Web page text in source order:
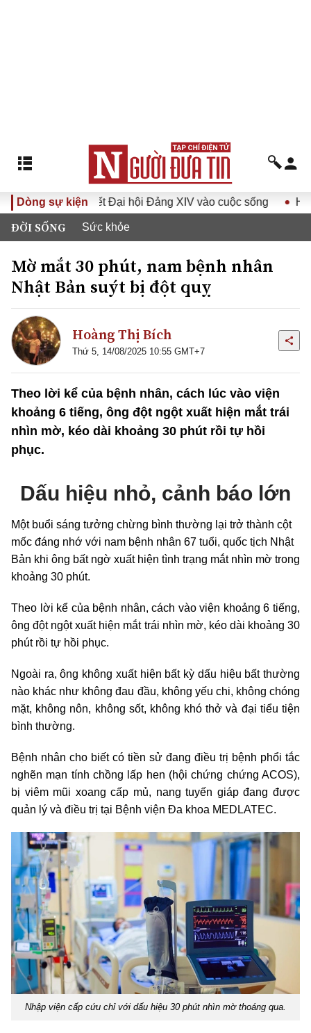
Dòng sự kiện
Nghị quyết Đại hội Đảng XIV vào cuộc sống Hướng tới
ĐỜI SỐNG Sức khỏe
Mờ mắt 30 phút, nam bệnh nhân
Nhật Bản suýt bị đột quỵ
Hoàng Thị Bích
Thứ 5, 14/08/2025 10:55 GMT+7
Theo lời kể của bệnh nhân, cách lúc vào viện
khoảng 6 tiếng, ông đột ngột xuất hiện mắt trái
nhìn mờ, kéo dài khoảng 30 phút rồi tự hồi
phục.
Dấu hiệu nhỏ, cảnh báo lớn
Một buổi sáng tưởng chừng bình thường lại trở thành cột
mốc đáng nhớ với nam bệnh nhân 67 tuổi, quốc tịch Nhật
Bản khi ông bất ngờ xuất hiện tình trạng mắt nhìn mờ trong
khoảng 30 phút.
Theo lời kể của bệnh nhân, cách vào viện khoảng 6 tiếng,
ông đột ngột xuất hiện mắt trái nhìn mờ, kéo dài khoảng 30
phút rồi tự hồi phục.
Ngoài ra, ông không xuất hiện bất kỳ dấu hiệu bất thường
nào khác như không đau đầu, không yếu chi, không chóng
mặt, không nôn, không sốt, không khó thở và đại tiểu tiện
bình thường.
Bệnh nhân cho biết có tiền sử đang điều trị bệnh phổi tắc
nghẽn mạn tính chồng lấp hen (hội chứng chứng ACOS),
bị viêm mũi xoang cấp mủ, nang tuyến giáp đang được
quản lý và điều trị tại Bệnh viện Đa khoa MEDLATEC.
Nhập viện cấp cứu chỉ với dấu hiệu 30 phút nhìn mờ thoáng qua.